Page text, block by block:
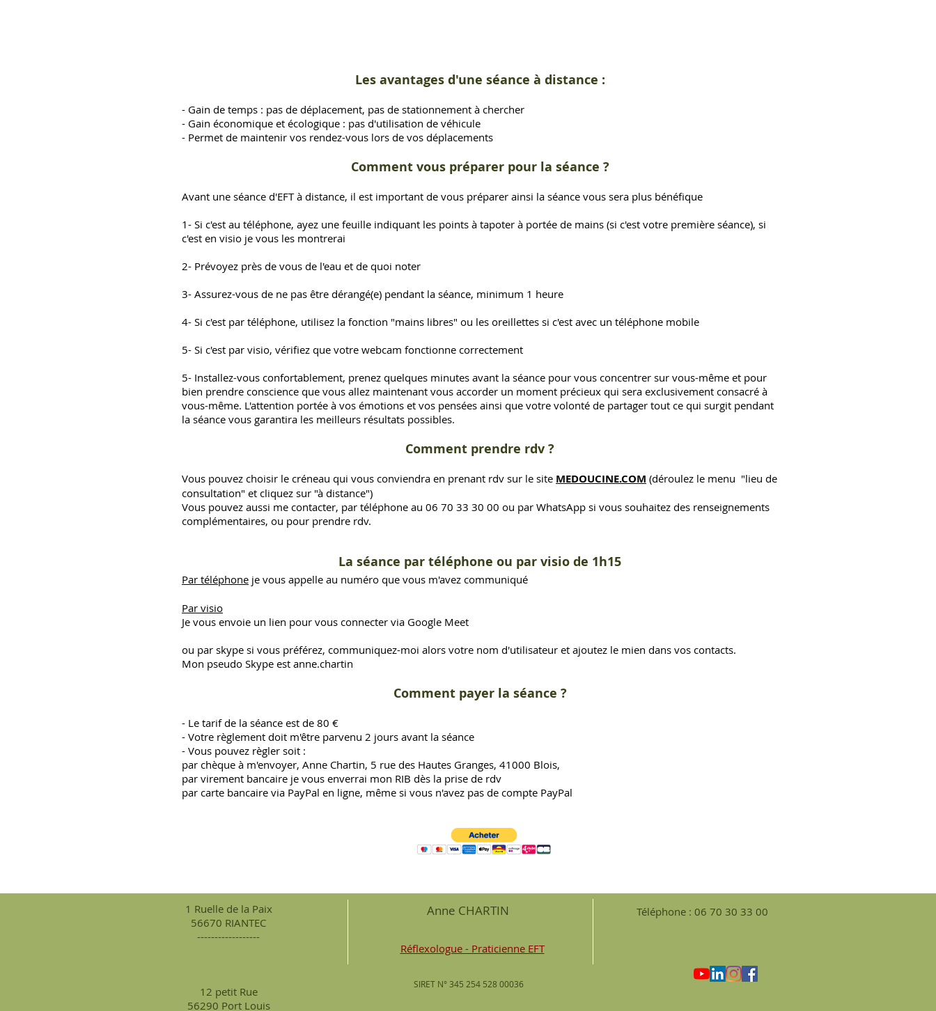
Les avantages d'une séance à distance :
- Gain de temps : pas de déplacement, pas de stationnement à chercher
- Gain économique et écologique : pas d'utilisation de véhicule
- Permet de maintenir vos rendez-vous lors de vos déplacements
Comment vous préparer pour la séance ?
Avant une séance d'EFT à distance, il est important de vous préparer ainsi la séance vous sera plus bénéfique
1- Si c'est au téléphone, ayez une feuille indiquant les points à tapoter à portée de mains (si c'est votre première séance), si
c'est en visio je vous les montrerai
2- Prévoyez près de vous de l'eau et de quoi noter
3- Assurez-vous de ne pas être dérangé(e) pendant la séance, minimum 1 heure
4- Si c'est par téléphone, utilisez la fonction "mains libres" ou les oreillettes si c'est avec un téléphone mobile
5- Si c'est par visio, vérifiez que votre webcam fonctionne correctement
5- Installez-vous confortablement, prenez quelques minutes avant la séance pour vous concentrer sur vous-même et pour
bien prendre conscience que vous allez maintenant vous accorder un moment précieux qui sera exclusivement consacré à
vous-même. L'attention portée à vos émotions et vos pensées ainsi que votre volonté de partager tout ce qui surgit pendant
la séance vous garantira les meilleurs résultats possibles.
Comment prendre rdv ?
Vous pouvez choisir le créneau qui vous conviendra en prenant rdv sur le site MEDOUCINE.COM (déroulez le menu "lieu de
consultation" et cliquez sur "à distance")
Vous pouvez aussi me contacter, par téléphone au 06 70 33 30 00 ou par WhatsApp si vous souhaitez des renseignements
complémentaires, ou pour prendre rdv.
La séance par téléphone ou par visio de 1h15
Par téléphone je vous appelle au numéro que vous m'avez communiqué
Par visio
Je vous envoie un lien pour vous connecter via Google Meet
ou par skype si vous préférez, communiquez-moi alors votre nom d'utilisateur et ajoutez le mien dans vos contacts.
Mon pseudo Skype est anne.chartin
Comment payer la séance ?
- Le tarif de la séance est de 80 €
- Votre règlement doit m'être parvenu 2 jours avant la séance
- Vous pouvez règler soit :
par chèque à m'envoyer, Anne Chartin, 5 rue des Hautes Granges, 41000 Blois,
par virement bancaire je vous enverrai mon RIB dès la prise de rdv
par carte bancaire via PayPal en ligne, même si vous n'avez pas de compte PayPal
1 Ruelle de la Paix
56670 RIANTEC
------------------
Anne CHARTIN Téléphone : 06 70 30 33 00
Réflexologue - Praticienne EFT
12 petit Rue
56290 Port Louis
SIRET N° 345 254 528 00036